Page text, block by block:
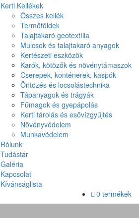
Kerti Kellékek
Összes kellék
Termőföldek
Talajtakaró geotextília
Mulcsok és talajtakaró anyagok
Kertészeti eszközök
Karók, kötözők és növénytámaszok
Cserepek, konténerek, kaspók
Öntözés és locsolástechnika
Tápanyagok és trágyák
Fűmagok és gyepápolás
Kerti tárolás és esővízgyűjtés
Növényvédelem
Munkavédelem
Rólunk
Tudástár
Galéria
Kapcsolat
Kívánságlista
0 termékek